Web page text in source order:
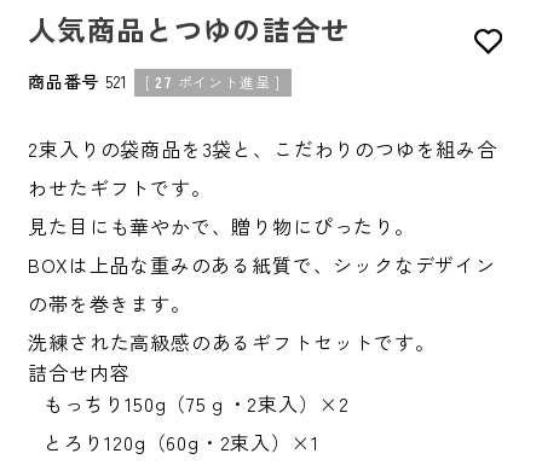
人気商品とつゆの詰合せ
商品番号 521 [ 27 ポイント進呈 ]
2束入りの袋商品を3袋と、こだわりのつゆを組み合
わせたギフトです。
見た目にも華やかで、贈り物にぴったり。
BOXは上品な重みのある紙質で、シックなデザイン
の帯を巻きます。
洗練された高級感のあるギフトセットです。
詰合せ内容
もっちり150g（75ｇ・2束入）×2
とろり120g（60g・2束入）×1